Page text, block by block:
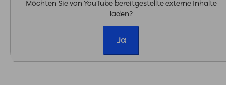
Möchten Sie von YouTubebereitgestellte externe Inhalte
laden?
Ja